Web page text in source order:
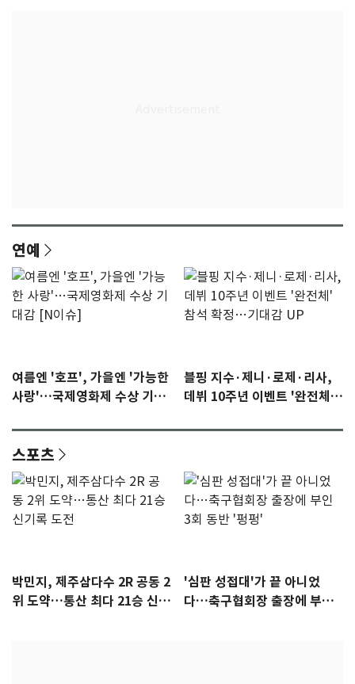
연예
여름엔 '호프', 가을엔 '가능한
사랑'…국제영화제 수상 기대
블핑 지수·제니·로제·리사,
데뷔 10주년 이벤트 '완전체'
스포츠
박민지, 제주삼다수 2R 공동 2
위 도약…통산 최다 21승 신기
'심판 성접대'가 끝 아니었
다…축구협회장 출장에 부인